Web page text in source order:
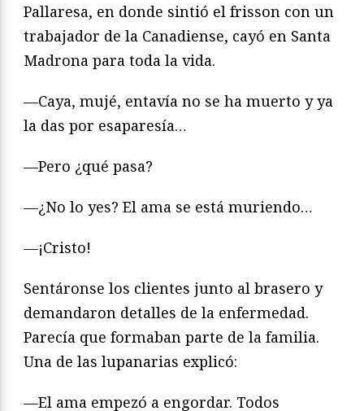
Pallaresa, en donde sintió el frisson con un
trabajador de la Canadiense, cayó en Santa
Madrona para toda la vida.
—Caya, mujé, entavía no se ha muerto y ya
la das por esaparesía…
—Pero ¿qué pasa?
—¿No lo yes? El ama se está muriendo…
—¡Cristo!
Sentáronse los clientes junto al brasero y
demandaron detalles de la enfermedad.
Parecía que formaban parte de la familia.
Una de las lupanarias explicó:
—El ama empezó a engordar. Todos